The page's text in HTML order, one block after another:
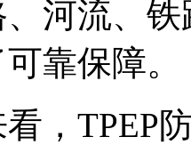
河流、
靠保障。
，TPEP